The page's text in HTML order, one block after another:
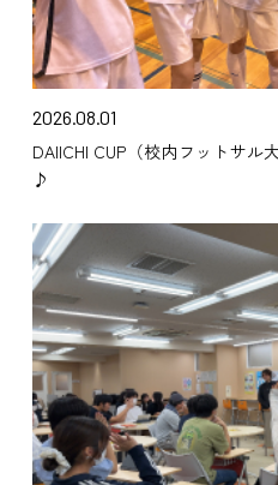
2026.08.01
DAIICHI CUP（校内フットサ
♪